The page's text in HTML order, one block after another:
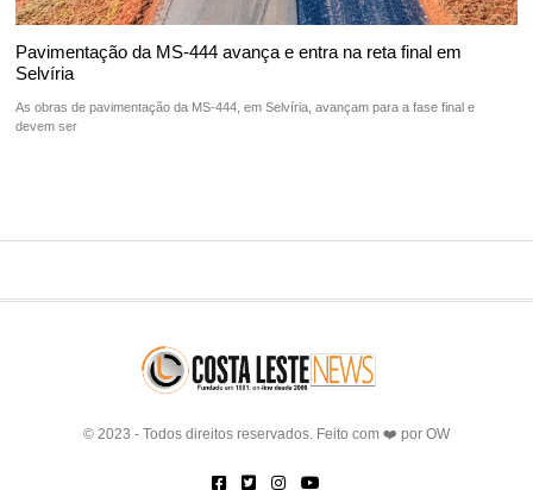
Pavimentação da MS-444 avança e entra na reta final em
Selvíria
As obras de pavimentação da MS-444, em Selvíria, avançam para a fase final e
devem ser
© 2023 - Todos direitos reservados. Feito com ❤️ por OW